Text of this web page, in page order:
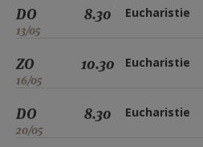
DO
13/05
8.30 Eucharistie
ZO
16/05
10.30 Eucharistie
DO
20/05
8.30 Eucharistie